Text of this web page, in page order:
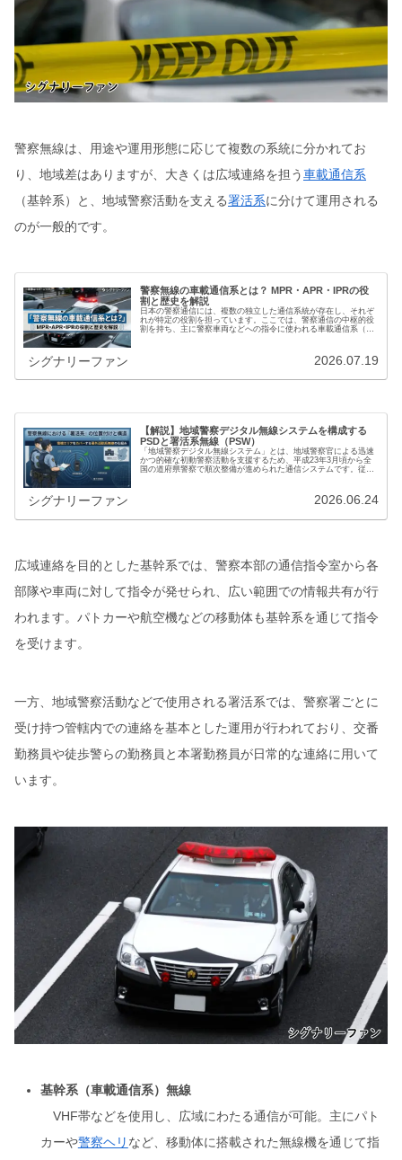
警察無線は、用途や運用形態に応じて複数の系統に分かれてお
り、地域差はありますが、大きくは広域連絡を担う車載通信系
（基幹系）と、地域警察活動を支える署活系に分けて運用される
のが一般的です。
警察無線の車載通信系とは？ MPR・APR・IPRの役
割と歴史を解説
日本の警察通信には、複数の独立した通信系統が存在し、それぞ
れが特定の役割を担っています。ここでは、警察通信の中枢的役
割を持ち、主に警察車両などへの指令に使われる車載通信系（基
シグナリーファン 2026.07.19
【解説】地域警察デジタル無線システムを構成する
PSDと署活系無線（PSW）
「地域警察デジタル無線システム」とは、地域警察官による迅速
かつ的確な初動警察活動を支援するため、平成23年3月頃から全
国の道府県警察で順次整備が進められた通信システムです。従来
シグナリーファン 2026.06.24
広域連絡を目的とした基幹系では、警察本部の通信指令室から各
部隊や車両に対して指令が発せられ、広い範囲での情報共有が行
われます。パトカーや航空機などの移動体も基幹系を通じて指令
を受けます。
一方、地域警察活動などで使用される署活系では、警察署ごとに
受け持つ管轄内での連絡を基本とした運用が行われており、交番
勤務員や徒歩警らの勤務員と本署勤務員が日常的な連絡に用いて
います。
基幹系（車載通信系）無線
VHF帯などを使用し、広域にわたる通信が可能。主にパト
カーや警察ヘリ など、移動体に搭載された無線機を通じて指